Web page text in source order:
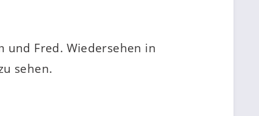
und Fred. Wiedersehen in
sehen.